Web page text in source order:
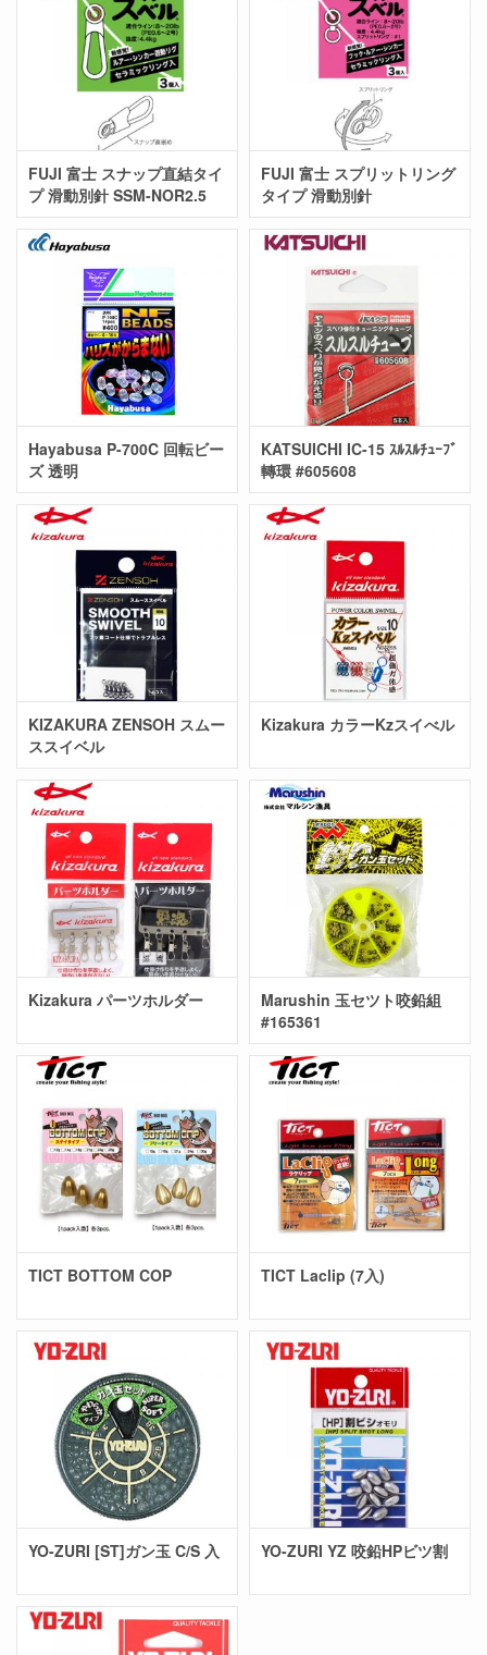
FUJI 富士 スナップ直結タイ
プ 滑動別針 SSM-NOR2.5
FUJI 富士 スプリットリング
タイプ 滑動別針
Hayabusa P-700C 回転ビー
ズ 透明
KATSUICHI IC-15 ｽﾙｽﾙﾁｭｰﾌﾞ
轉環 #605608
KIZAKURA ZENSOH スムー
ススイベル
Kizakura カラーKzスイべル
Kizakura パーツホルダー
Marushin 玉セツト咬鉛組
#165361
TICT BOTTOM COP TICT Laclip (7入)
YO-ZURI [ST]ガン玉 C/S 入 YO-ZURI YZ 咬鉛HPビツ割